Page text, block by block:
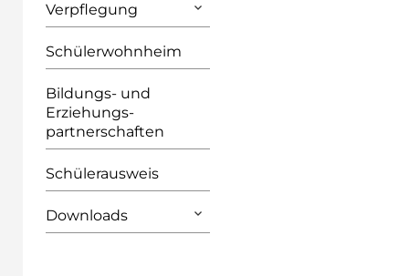
Verpflegung
Schülerwohnheim
Bildungs- und
Erziehungs­
partnerschaften
Schülerausweis
Downloads